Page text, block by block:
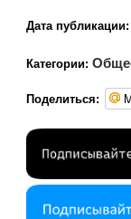
Дата публикации:
Категории:
Поделиться: